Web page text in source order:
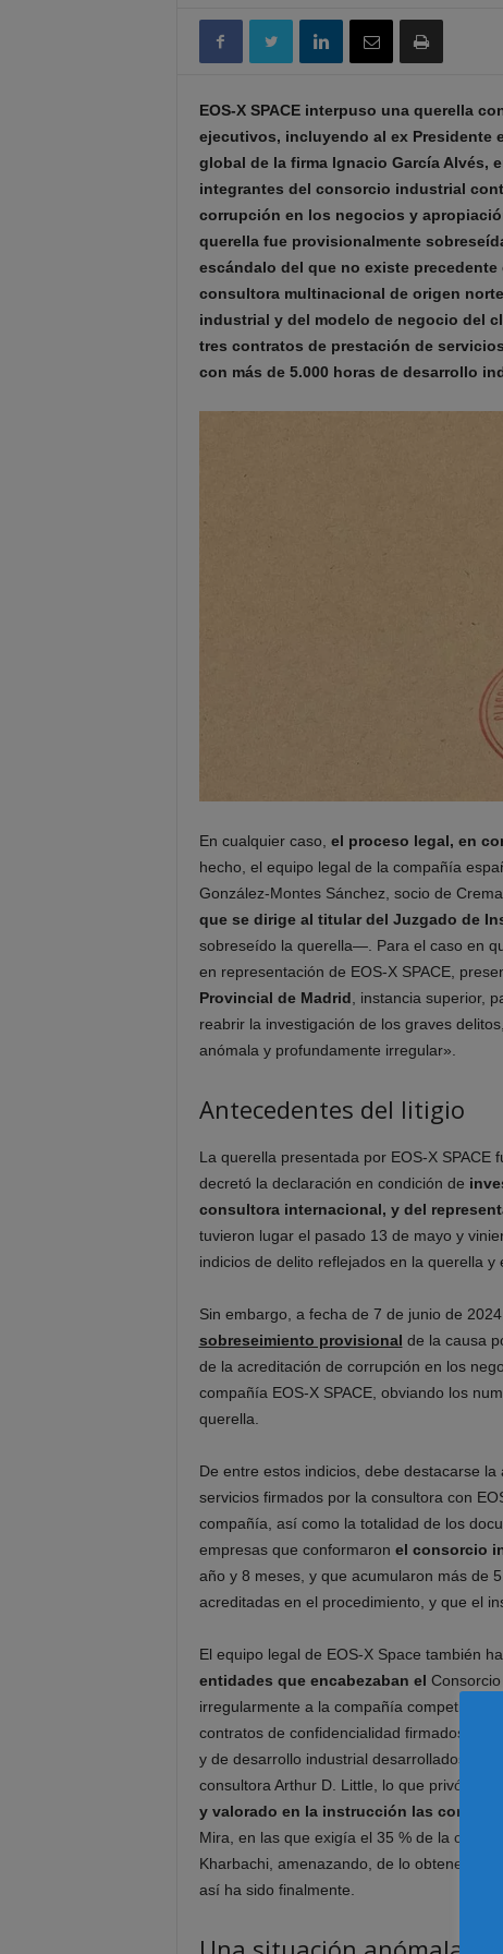
EOS-X SPACE interpuso una querella
ejecutivos, incluyendo al ex Presidente
global de la firma Ignacio García Alvés,
integrantes del consorcio industrial
corrupción en los negocios y
querella fue provisionalmente
escándalo del que no existe
consultora multinacional de origen
industrial y del modelo de negocio del
tres contratos de prestación de
con más de 5.000 horas de desarrollo
En cualquier caso, el proceso legal, en
hecho, el equipo legal de la compañía
González-Montes Sánchez, socio de
que se dirige al titular del Juzgado de
sobreseído la querella—. Para el caso en
en representación de EOS-X SPACE,
Provincial de Madrid, instancia superior,
reabrir la investigación de los graves
anómala y profundamente irregular».
Antecedentes del litigio
La querella presentada por EOS-X
decretó la declaración en condición de i
consultora internacional, y del
tuvieron lugar el pasado 13 de mayo y
indicios de delito reflejados en la querella
Sin embargo, a fecha de 7 de junio de
sobreseimiento provisional de la causa
de la acreditación de corrupción en los
compañía EOS-X SPACE, obviando los
querella.
De entre estos indicios, debe destacarse
servicios firmados por la consultora con
compañía, así como la totalidad de los
empresas que conformaron el consorcio
año y 8 meses, y que acumularon más de
acreditadas en el procedimiento, y que el
El equipo legal de EOS-X Space también
entidades que encabezaban el
irregularmente a la compañía competidora
contratos de confidencialidad firmados y
y de desarrollo industrial desarrollados
consultora Arthur D. Little, lo que privó de
y valorado en la instrucción las
Mira, en las que exigía el 35 % de la
Kharbachi, amenazando, de lo obtenerlo,
así ha sido finalmente.